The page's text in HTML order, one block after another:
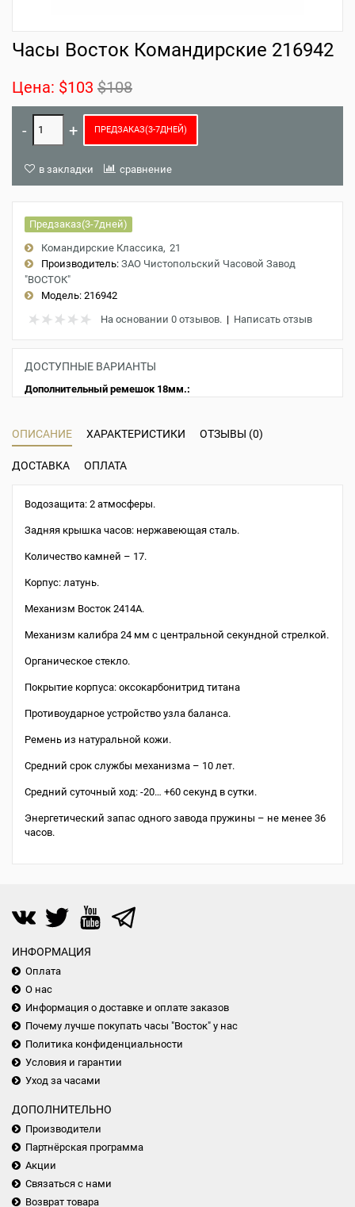
Часы Восток Командирские 216942
Цена: $103 $108
ПРЕДЗАКАЗ(3-7ДНЕЙ)
в закладки сравнение
Предзаказ(3-7дней)
Командирские Классика 21
Производитель: ЗАО Чистопольский Часовой Завод
"ВОСТОК"
Модель: 216942
На основании 0 отзывов. | Написать отзыв
ДОСТУПНЫЕ ВАРИАНТЫ
Дополнительный ремешок 18мм.:
ОПИСАНИЕ ХАРАКТЕРИСТИКИ ОТЗЫВЫ (0)
ДОСТАВКА ОПЛАТА
Водозащита: 2 атмосферы.
Задняя крышка часов: нержавеющая сталь.
Количество камней – 17.
Корпус: латунь.
Механизм Восток 2414А.
Механизм калибра 24 мм с центральной секундной стрелкой.
Органическое стекло.
Покрытие корпуса: оксокарбонитрид титана
Противоударное устройство узла баланса.
Ремень из натуральной кожи.
Средний срок службы механизма – 10 лет.
Средний суточный ход: -20… +60 секунд в сутки.
Энергетический запас одного завода пружины – не менее 36
часов.
ИНФОРМАЦИЯ
Оплата
О нас
Информация о доставке и оплате заказов
Почему лучше покупать часы "Восток" у нас
Политика конфиденциальности
Условия и гарантии
Уход за часами
ДОПОЛНИТЕЛЬНО
Производители
Партнёрская программа
Акции
Связаться с нами
Возврат товара